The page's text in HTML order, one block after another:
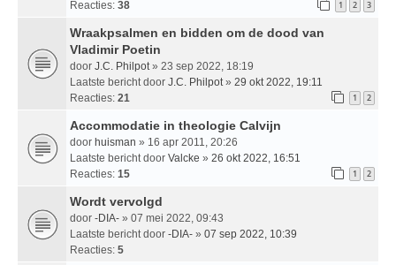
Reacties: 38 1 2 3
Wraakpsalmen en bidden om de dood van
Vladimir Poetin
door J.C. Philpot » 23 sep 2022, 18:19
Laatste bericht door J.C. Philpot » 29 okt 2022, 19:11
Reacties: 21 1 2
Accommodatie in theologie Calvijn
door huisman » 16 apr 2011, 20:26
Laatste bericht door Valcke » 26 okt 2022, 16:51
Reacties: 15 1 2
Wordt vervolgd
door -DIA- » 07 mei 2022, 09:43
Laatste bericht door -DIA- » 07 sep 2022, 10:39
Reacties: 5